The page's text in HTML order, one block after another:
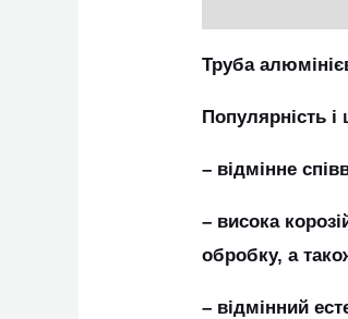
Труба
Популярність
– відмінне
– висока
обробку, а
– відмінний